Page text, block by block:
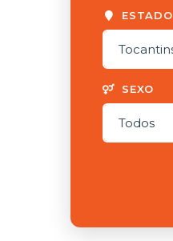
ESTADO
SEXO